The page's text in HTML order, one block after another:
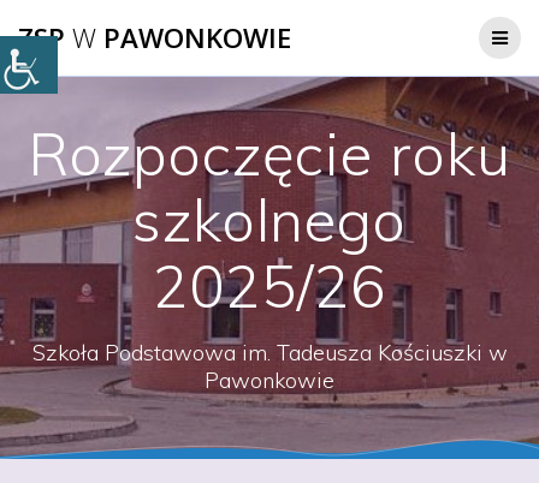
do
ZSP W PAWONKOWIE
Rozpoczęcie roku
szkolnego
2025/26
Szkoła Podstawowa im. Tadeusza Kościuszki w
Pawonkowie